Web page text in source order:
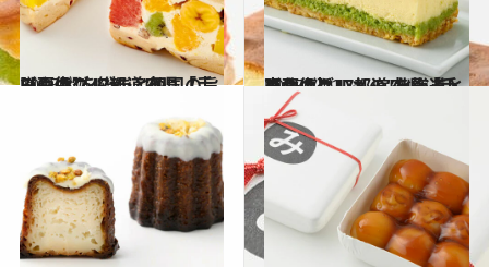
2025.8.1
【画像】47都道府県「手みやげグルメ」“四国の旨いもの”を総まとめ
贈りもの 2025.7.12
【画像】47都道府県「手みやげグルメ」“北海道・東北の旨いもの”を総まとめ
贈りもの